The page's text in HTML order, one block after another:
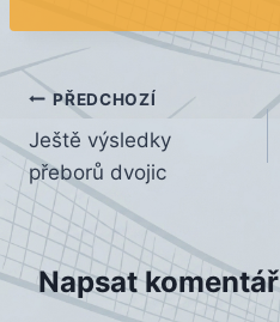
Navigace
pro
příspěvek
PŘEDCHOZÍ
Ještě výsledky
přeborů dvojic
Napsat komentář